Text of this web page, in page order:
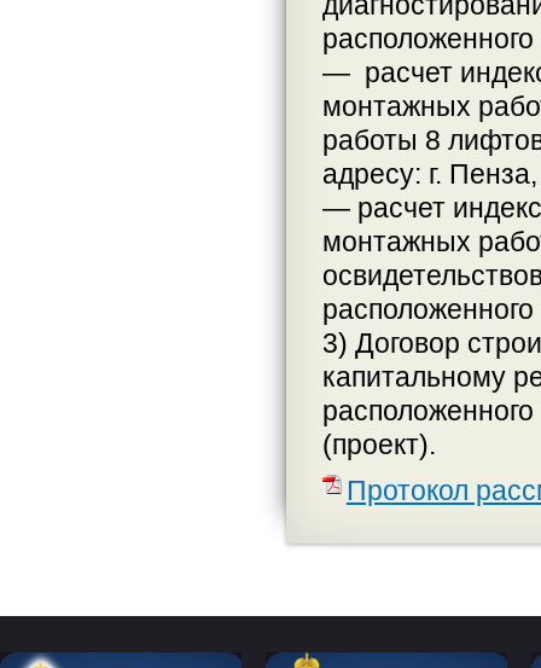
— расчет
монтажных
работы 8
адресу: г.
— расчет
монтажных
3) Договор
капитальному
(проект).
Протокол